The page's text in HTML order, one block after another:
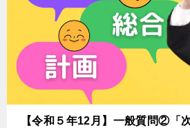
【令和５年12月】一般質問②「